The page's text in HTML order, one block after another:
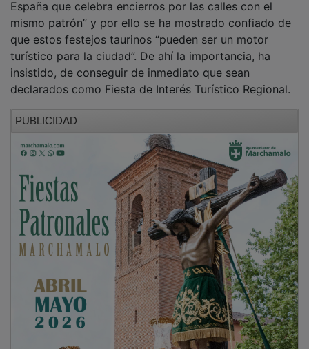
mismo patrón” y por ello se ha mostrado confiado de
que estos festejos taurinos “pueden ser un motor
turístico para la ciudad”. De ahí la importancia, ha
insistido, de conseguir de inmediato que sean
declarados como Fiesta de Interés Turístico Regional.